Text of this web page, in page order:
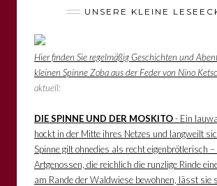
UNSERE KLEINE
Hier finden Sie regelmäßig Geschichten und
kleinen Spinne Zoba aus der Feder von Nino
aktuell:
DIE SPINNE UND DER MOSKITO- Ein
hockt in der Mitte ihres Netzes und langweilt
Spinne gilt ohnedies als recht eigenbrötlerisch
Artgenossen, die reichlich die runzlige Rinde
am Rande der Waldwiese bewohnen, lässt sie